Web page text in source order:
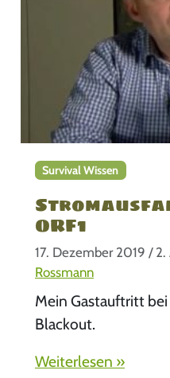
Survival Wissen
ORF1
17. Dezember 2019 /
Rossmann
Mein Gastauftritt bei
Blackout.
Weiterlesen »